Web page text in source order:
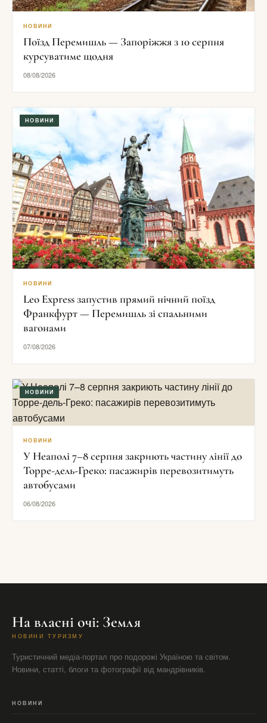
НОВИНИ
Поїзд Перемишль — Запоріжжя з 10 серпня
курсуватиме щодня
08/08/2026
НОВИНИ
НОВИНИ
Leo Express запустив прямий нічний поїзд
Франкфурт — Перемишль зі спальними
вагонами
07/08/2026
НОВИНИ
НОВИНИ
У Неаполі 7–8 серпня закриють частину лінії до
Торре-дель-Греко: пасажирів перевозитимуть
автобусами
06/08/2026
На власні очі: Земля
НОВИНИ ТУРИЗМУ
Туристичний медіа-портал про подорожі Україною та світом.
Новини, статті, блоги та фотографії від мандрівників.
НОВИНИ